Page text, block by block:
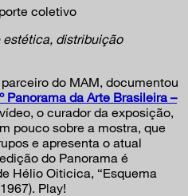
coletivo
estética, distribuição
do MAM, documentou
Panorama da Arte Brasileira –
o curador da exposição,
pouco sobre a mostra, que
e apresenta o atual
do Panorama é
Hélio Oiticica, “Esquema
Play!